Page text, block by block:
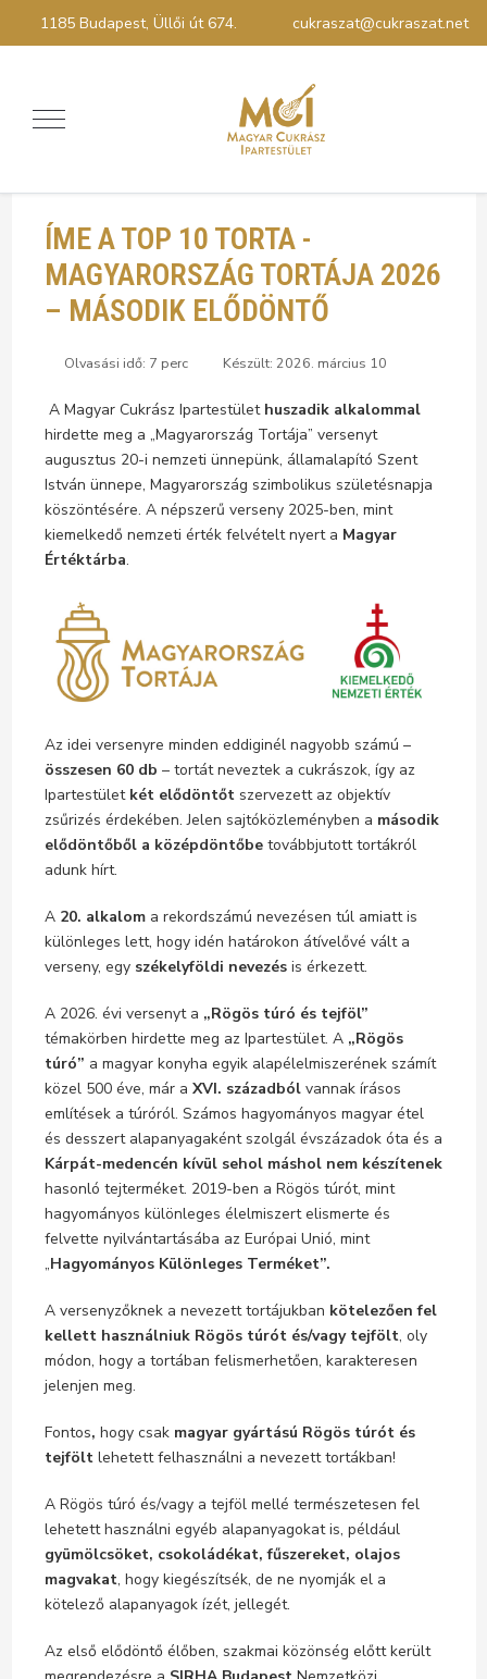
1185 Budapest, Üllői út 674. cukraszat@cukraszat.net
ÍME A TOP 10 TORTA -
MAGYARORSZÁG TORTÁJA 2026
– MÁSODIK ELŐDÖNTŐ
Olvasási idő: 7 perc Készült: 2026. március 10
A Magyar Cukrász Ipartestület huszadik alkalommal
hirdette meg a „Magyarország Tortája” versenyt
augusztus 20-i nemzeti ünnepünk, államalapító Szent
István ünnepe, Magyarország szimbolikus születésnapja
köszöntésére. A népszerű verseny 2025-ben, mint
kiemelkedő nemzeti érték felvételt nyert a Magyar
Értéktárba.
Az idei versenyre minden eddiginél nagyobb számú –
összesen 60 db – tortát neveztek a cukrászok, így az
Ipartestület két elődöntőtszervezett az objektív
zsűrizés érdekében. Jelen sajtóközleményben a második
elődöntőből a középdöntőbetovábbjutott tortákról
adunk hírt.
A 20. alkaloma rekordszámú nevezésen túl amiatt is
különleges lett, hogy idén határokon átívelővé vált a
verseny, egy székelyföldi nevezésis érkezett.
A 2026. évi versenyt a „Rögös túró és tejföl”
témakörben hirdette meg az Ipartestület. A „Rögös
túró” a magyar konyha egyik alapélelmiszerének számít
közel 500 éve, már a XVI. századbólvannak írásos
említések a túróról. Számos hagyományos magyar étel
és desszert alapanyagaként szolgál évszázadok óta és a
Kárpát-medencén kívül sehol máshol nem készítenek
hasonló tejterméket. 2019-ben a Rögös túrót, mint
hagyományos különleges élelmiszert elismerte és
felvette nyilvántartásába az Európai Unió, mint
„Hagyományos Különleges Terméket”.
A versenyzőknek a nevezett tortájukban kötelezően fel
kellett használniuk Rögös túrót és/vagy tejfölt, oly
módon, hogy a tortában felismerhetően, karakteresen
jelenjen meg.
Fontos, hogy csakmagyar gyártású Rögös túrót és
tejfölt lehetett felhasználni a nevezett tortákban!
A Rögös túró és/vagy a tejföl mellé természetesen fel
lehetett használni egyéb alapanyagokat is, például
gyümölcsöket, csokoládékat, fűszereket, olajos
magvakat, hogy kiegészítsék, de ne nyomják el a
kötelező alapanyagok ízét, jellegét.
Az első elődöntő élőben, szakmai közönség előtt került